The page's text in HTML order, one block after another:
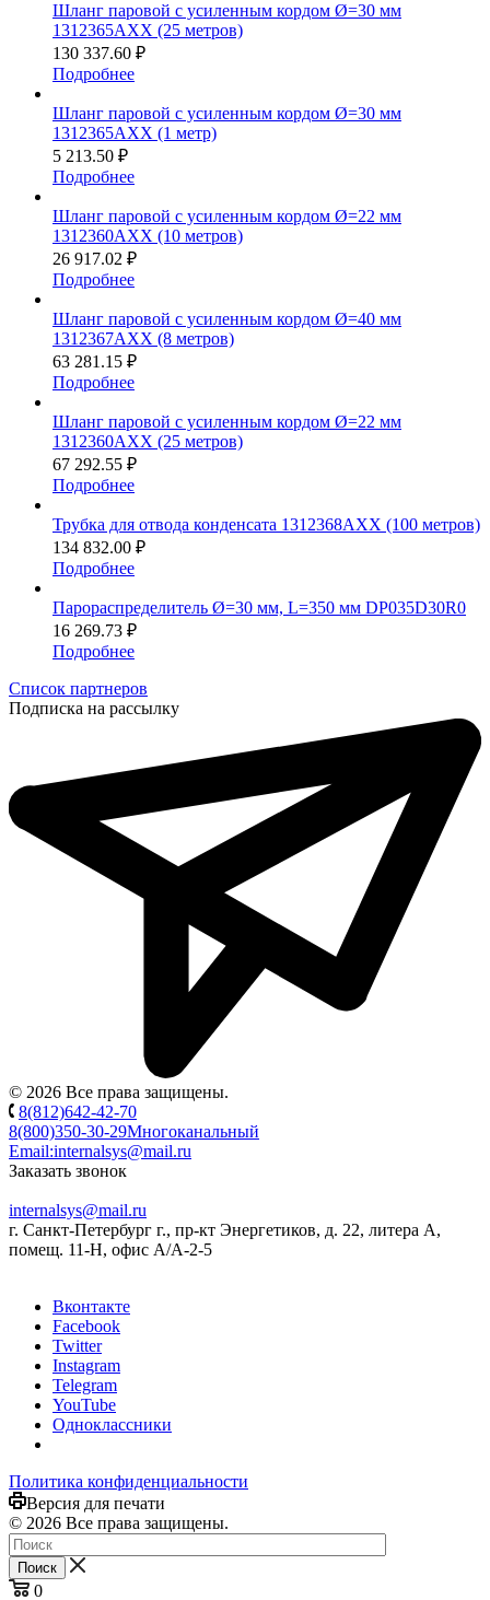
Шланг паровой с усиленным кордом Ø=30 мм
1312365AXX (25 метров)
130 337.60 ₽
Подробнее
Шланг паровой с усиленным кордом Ø=30 мм
1312365AXX (1 метр)
5 213.50 ₽
Подробнее
Шланг паровой с усиленным кордом Ø=22 мм
1312360AXX (10 метров)
26 917.02 ₽
Подробнее
Шланг паровой с усиленным кордом Ø=40 мм
1312367AXX (8 метров)
63 281.15 ₽
Подробнее
Шланг паровой с усиленным кордом Ø=22 мм
1312360AXX (25 метров)
67 292.55 ₽
Подробнее
Трубка для отвода конденсата 1312368AXX (100 метров)
134 832.00 ₽
Подробнее
Парораспределитель Ø=30 мм, L=350 мм DP035D30R0
16 269.73 ₽
Подробнее
Список партнеров
Подписка на рассылку
© 2026 Все права защищены.
8(812)642-42-70
8(800)350-30-29Многоканальный
Email:internalsys@mail.ru
Заказать звонок
internalsys@mail.ru
г. Санкт-Петербург г., пр-кт Энергетиков, д. 22, литера А,
помещ. 11-Н, офис А/А-2-5
Вконтакте
Facebook
Twitter
Instagram
Telegram
YouTube
Одноклассники
Политика конфиденциальности
Версия для печати
© 2026 Все права защищены.
Поиск
0